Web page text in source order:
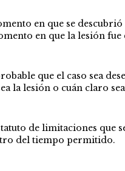
en que se
en que la lesión
que el caso sea
la lesión o cuán claro sea
de limitaciones que
del tiempo permitido.